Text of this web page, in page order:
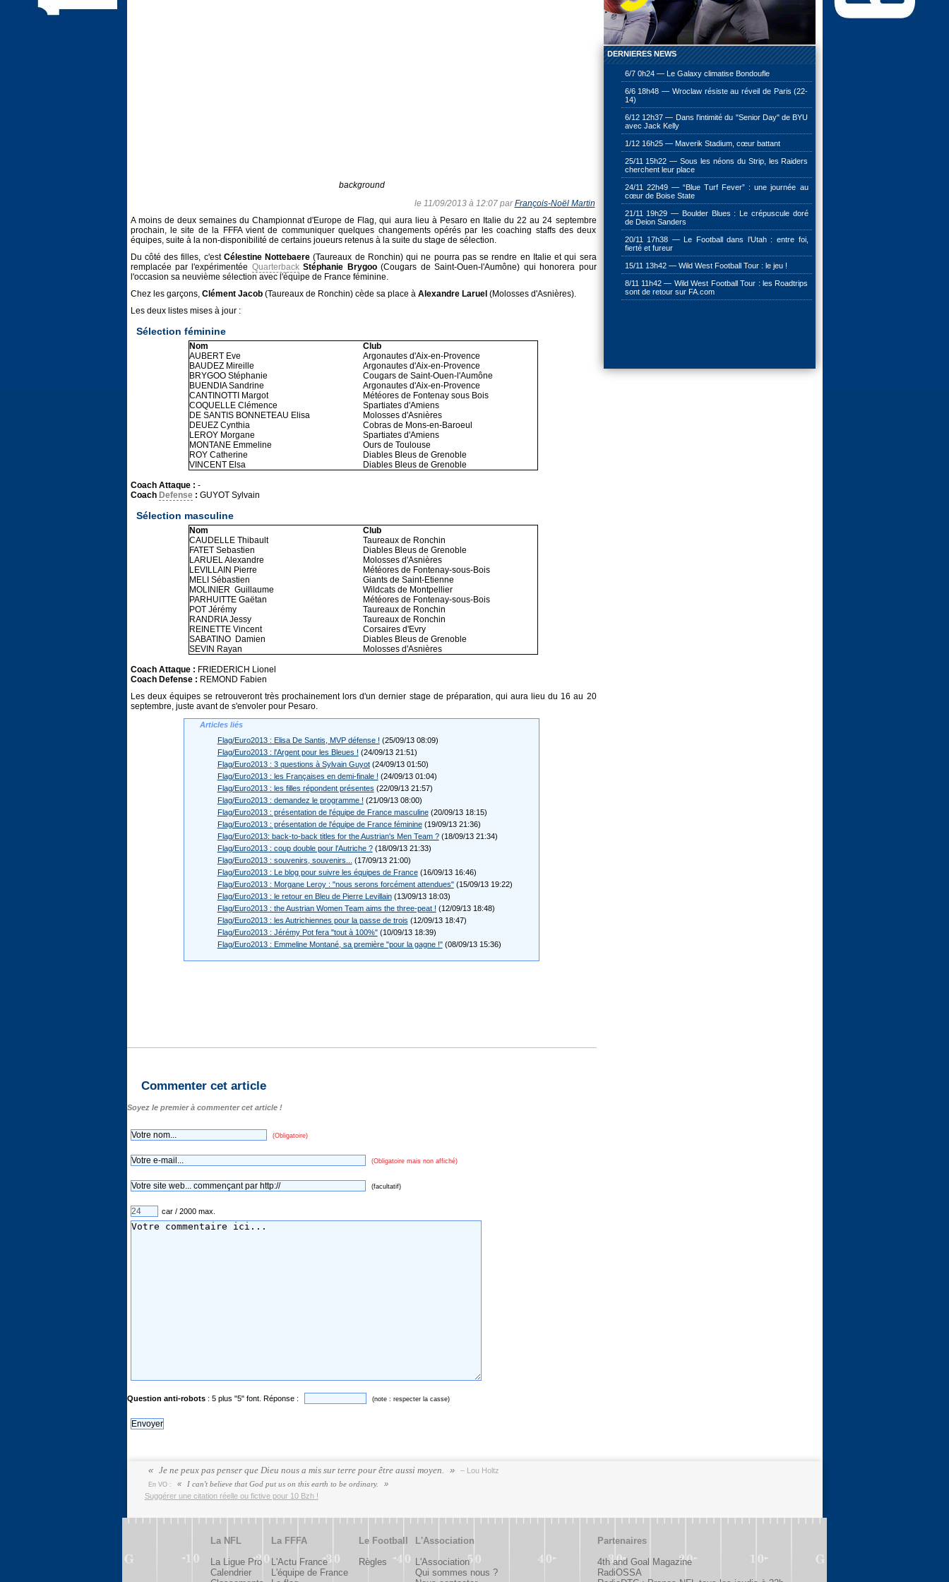
DERNIERES NEWS
6/7 0h24 — Le Galaxy climatise Bondoufle
6/6 18h48 — Wroclaw résiste au réveil de Paris (22-
14)
6/12 12h37 — Dans l'intimité du "Senior Day" de BYU
avec Jack Kelly
1/12 16h25 — Maverik Stadium, cœur battant
25/11 15h22 — Sous les néons du Strip, les Raiders
cherchent leur place
24/11 22h49 — “Blue Turf Fever” : une journée au
cœur de Boise State
21/11 19h29 — Boulder Blues : Le crépuscule doré
de Deion Sanders
20/11 17h38 — Le Football dans l’Utah : entre foi,
fierté et fureur
15/11 13h42 — Wild West Football Tour : le jeu !
8/11 11h42 — Wild West Football Tour : les Roadtrips
sont de retour sur FA.com
background
le 11/09/2013 à 12:07 parFrançois-Noël Martin
A moins de deux semaines du Championnat d'Europe de Flag, qui aura lieu à Pesaro en Italie du 22 au 24 septembre
prochain, le site de la FFFA vient de communiquer quelques changements opérés par les coaching staffs des deux
équipes, suite à la non-disponibilité de certains joueurs retenus à la suite du stage de sélection.
Du côté des filles, c'est Célestine Nottebaere (Taureaux de Ronchin) qui ne pourra pas se rendre en Italie et qui sera
remplacée par l'expérimentée Quarterback Stéphanie Brygoo(Cougars de Saint-Ouen-l'Aumône) qui honorera pour
l'occasion sa neuvième sélection avec l'équipe de France féminine.
Chez les garçons, Clément Jacob(Taureaux de Ronchin) cède sa place à Alexandre Laruel (Molosses d'Asnières).
Les deux listes mises à jour :
Sélection féminine
Nom
Club
AUBERT Eve
Argonautes d'Aix-en-Provence
BAUDEZ Mireille
Argonautes d'Aix-en-Provence
BRYGOO Stéphanie
Cougars de Saint-Ouen-l'Aumône
BUENDIA Sandrine
Argonautes d'Aix-en-Provence
CANTINOTTI Margot
Météores de Fontenay sous Bois
COQUELLE Clémence
Spartiates d'Amiens
DE SANTIS BONNETEAU Elisa
Molosses d'Asnières
DEUEZ Cynthia
Cobras de Mons-en-Baroeul
LEROY Morgane
Spartiates d'Amiens
MONTANE Emmeline
Ours de Toulouse
ROY Catherine
Diables Bleus de Grenoble
VINCENT Elsa
Diables Bleus de Grenoble
Coach Attaque : -
Coach Defense: GUYOT Sylvain
Sélection masculine
Nom
Club
CAUDELLE Thibault
Taureaux de Ronchin
FATET Sebastien
Diables Bleus de Grenoble
LARUEL Alexandre
Molosses d'Asnières
LEVILLAIN Pierre
Météores de Fontenay-sous-Bois
MELI Sébastien
Giants de Saint-Etienne
MOLINIER Guillaume
Wildcats de Montpellier
PARHUITTE Gaëtan
Météores de Fontenay-sous-Bois
POT Jérémy
Taureaux de Ronchin
RANDRIA Jessy
Taureaux de Ronchin
REINETTE Vincent
Corsaires d'Evry
SABATINO Damien
Diables Bleus de Grenoble
SEVIN Rayan
Molosses d'Asnières
Coach Attaque : FRIEDERICH Lionel
Coach Defense : REMOND Fabien
Les deux équipes se retrouveront très prochainement lors d'un dernier stage de préparation, qui aura lieu du 16 au 20
septembre, juste avant de s'envoler pour Pesaro.
Articles liés
Flag/Euro2013 : Elisa De Santis, MVP défense ! (25/09/13 08:09)
Flag/Euro2013 : l'Argent pour les Bleues ! (24/09/13 21:51)
Flag/Euro2013 : 3 questions à Sylvain Guyot(24/09/13 01:50)
Flag/Euro2013 : les Françaises en demi-finale ! (24/09/13 01:04)
Flag/Euro2013 : les filles répondent présentes (22/09/13 21:57)
Flag/Euro2013 : demandez le programme ! (21/09/13 08:00)
Flag/Euro2013 : présentation de l'équipe de France masculine(20/09/13 18:15)
Flag/Euro2013 : présentation de l'équipe de France féminine(19/09/13 21:36)
Flag/Euro2013: back-to-back titles for the Austrian's Men Team ?(18/09/13 21:34)
Flag/Euro2013 : coup double pour l'Autriche ?(18/09/13 21:33)
Flag/Euro2013 : souvenirs, souvenirs...
(17/09/13 21:00)
Flag/Euro2013 : Le blog pour suivre les équipes de France(16/09/13 16:46)
Flag/Euro2013 : Morgane Leroy : "nous serons forcément attendues"(15/09/13 19:22)
Flag/Euro2013 : le retour en Bleu de Pierre Levillain(13/09/13 18:03)
Flag/Euro2013 : the Austrian Women Team aims the three-peat ! (12/09/13 18:48)
Flag/Euro2013 : les Autrichiennes pour la passe de trois (12/09/13 18:47)
Flag/Euro2013 : Jérémy Pot fera "tout à 100%"(10/09/13 18:39)
Flag/Euro2013 : Emmeline Montané, sa première "pour la gagne !"(08/09/13 15:36)
Commenter cet article
Soyez le premier à commenter cet article !
(Obligatoire)
(Obligatoire mais non affiché)
(facultatif)
car / 2000 max.
Question anti-robots: 5 plus "5" font. Réponse : (note : respecter la casse)
Je ne peux pas penser que Dieu nous a mis sur terre pour être aussi moyen. – Lou Holtz
En VO :
I can't believe that God put us on this earth to be ordinary.
Suggérer une citation réelle ou fictive pour 10 Bzh !
La NFL
La Ligue Pro
Calendrier
La FFFA
L'Actu France
L'équipe de France
Le Football
Règles
L'Association
L'Association
Qui sommes nous ?
Partenaires
4th and Goal Magazine
RadiOSSA